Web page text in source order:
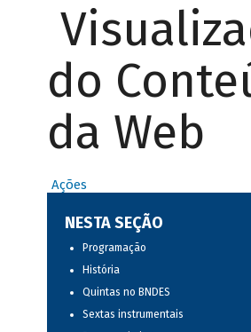
do
da Web
Ações
NESTA SEÇÃO
Programação
História
Quintas no BNDES
Sextas instrumentais